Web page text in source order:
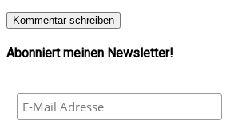
Abonniert meinen Newsletter!